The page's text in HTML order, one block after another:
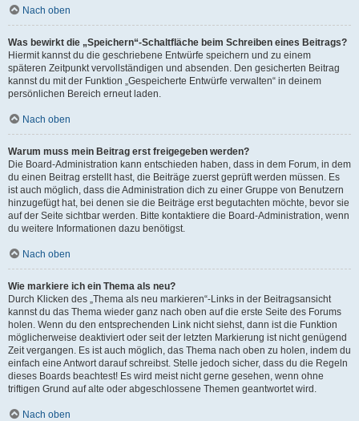
Nach oben
Was bewirkt die „Speichern“-Schaltfläche beim Schreiben eines Beitrags?
Hiermit kannst du die geschriebene Entwürfe speichern und zu einem
späteren Zeitpunkt vervollständigen und absenden. Den gesicherten Beitrag
kannst du mit der Funktion „Gespeicherte Entwürfe verwalten“ in deinem
persönlichen Bereich erneut laden.
Nach oben
Warum muss mein Beitrag erst freigegeben werden?
Die Board-Administration kann entschieden haben, dass in dem Forum, in dem
du einen Beitrag erstellt hast, die Beiträge zuerst geprüft werden müssen. Es
ist auch möglich, dass die Administration dich zu einer Gruppe von Benutzern
hinzugefügt hat, bei denen sie die Beiträge erst begutachten möchte, bevor sie
auf der Seite sichtbar werden. Bitte kontaktiere die Board-Administration, wenn
du weitere Informationen dazu benötigst.
Nach oben
Wie markiere ich ein Thema als neu?
Durch Klicken des „Thema als neu markieren“-Links in der Beitragsansicht
kannst du das Thema wieder ganz nach oben auf die erste Seite des Forums
holen. Wenn du den entsprechenden Link nicht siehst, dann ist die Funktion
möglicherweise deaktiviert oder seit der letzten Markierung ist nicht genügend
Zeit vergangen. Es ist auch möglich, das Thema nach oben zu holen, indem du
einfach eine Antwort darauf schreibst. Stelle jedoch sicher, dass du die Regeln
dieses Boards beachtest! Es wird meist nicht gerne gesehen, wenn ohne
triftigen Grund auf alte oder abgeschlossene Themen geantwortet wird.
Nach oben